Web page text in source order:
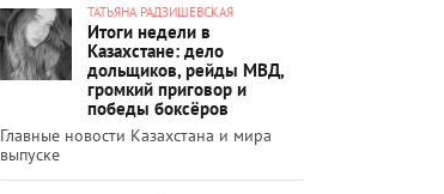
ТАТЬЯНА РАДЗИШЕВСКАЯ
Итоги недели в
Казахстане: дело
дольщиков, рейды МВД,
громкий приговор и
победы боксёров
Главные новости Казахстана и мира
выпуске